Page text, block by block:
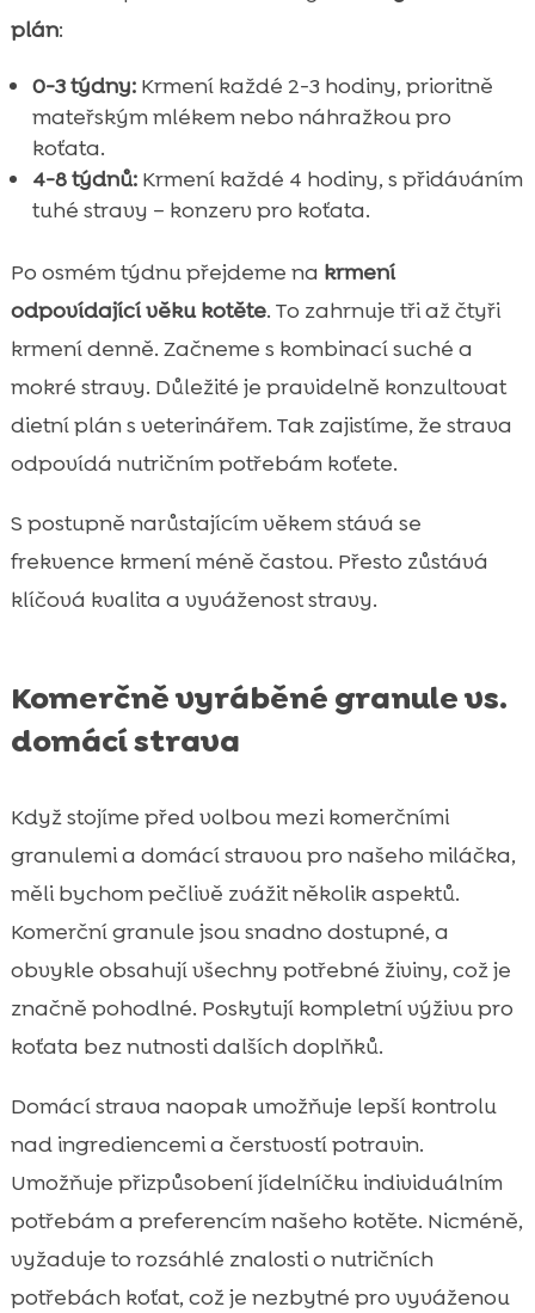
plán:
0-3 týdny:Krmení každé 2-3 hodiny, prioritně
mateřským mlékem nebo náhražkou pro
koťata.
4-8 týdnů:Krmení každé 4 hodiny, s přidáváním
tuhé stravy – konzerv pro koťata.
Po osmém týdnu přejdeme na krmení
odpovídající věku kotěte. To zahrnuje tři až čtyři
krmení denně. Začneme s kombinací suché a
mokré stravy. Důležité je pravidelně konzultovat
dietní plán s veterinářem. Tak zajistíme, že strava
odpovídá nutričním potřebám koťete.
S postupně narůstajícím věkem stává se
frekvence krmení méně častou. Přesto zůstává
klíčová kvalita a vyváženost stravy.
Komerčně vyráběné granule vs.
domácí strava
Když stojíme před volbou mezi komerčními
granulemi a domácí stravou pro našeho miláčka,
měli bychom pečlivě zvážit několik aspektů.
Komerční granule jsou snadno dostupné, a
obvykle obsahují všechny potřebné živiny, což je
značně pohodlné. Poskytují kompletní výživu pro
koťata bez nutnosti dalších doplňků.
Domácí strava naopak umožňuje lepší kontrolu
nad ingrediencemi a čerstvostí potravin.
Umožňuje přizpůsobení jídelníčku individuálním
potřebám a preferencím našeho kotěte. Nicméně,
vyžaduje to rozsáhlé znalosti o nutričních
potřebách koťat, což je nezbytné pro vyváženou